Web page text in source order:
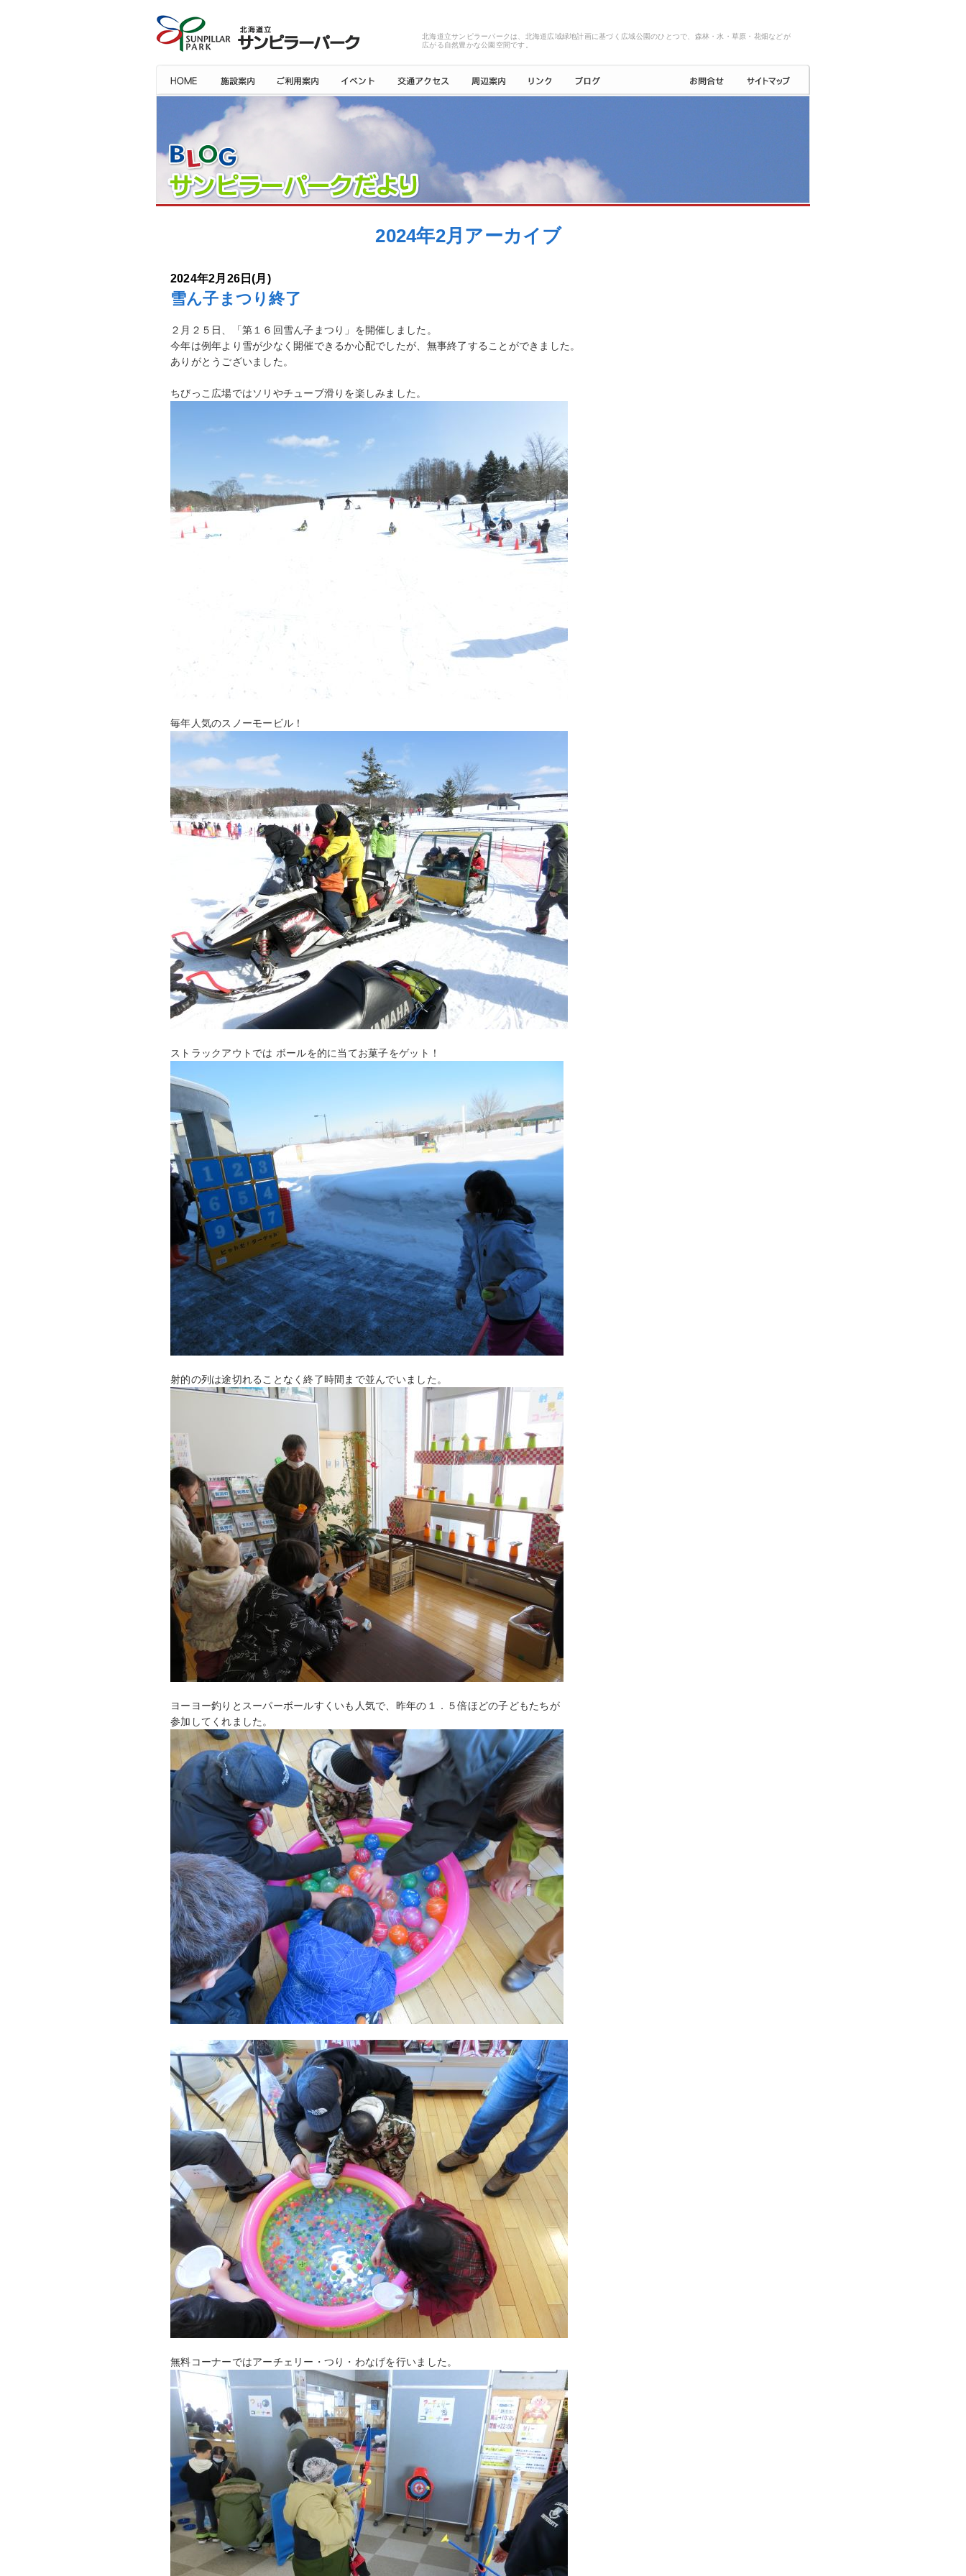
北海道立サンピラーパークは、北海道広域緑地計画に基づく広域公園のひとつで、森林・水・草原・花畑などが
広がる自然豊かな公園空間です。
2024年2月アーカイブ
2024年2月26日(月)
雪ん子まつり終了
２月２５日、「第１６回雪ん子まつり」を開催しました。
今年は例年より雪が少なく開催できるか心配でしたが、無事終了することができました。
ありがとうございました。
ちびっこ広場ではソリやチューブ滑りを楽しみました。
毎年人気のスノーモービル！
ストラックアウトでは ボールを的に当てお菓子をゲット！
射的の列は途切れることなく終了時間まで並んでいました。
ヨーヨー釣りとスーパーボールすくいも人気で、昨年の１．５倍ほどの子どもたちが
参加してくれました。
無料コーナーではアーチェリー・つり・わなげを行いました。